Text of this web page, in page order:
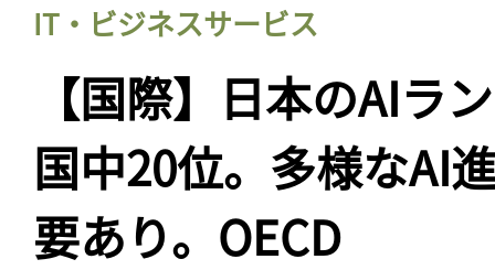
IT・ビジネスサービス
【国際】日本のAIラ
国中20位。多様なAI
要あり。OECD